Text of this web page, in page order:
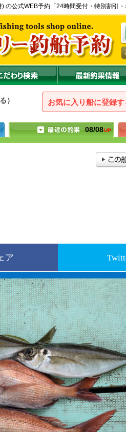
の公式WEB予約「24時間受付・特別割引・
） お気に入り船に登録
08/08UP
ア